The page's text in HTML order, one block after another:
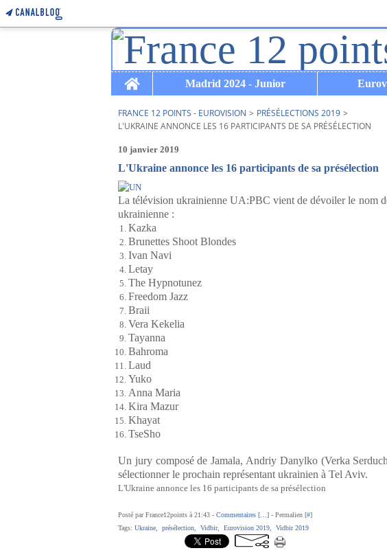
Home
Madrid 2024 - Junior
FRANCE 12 POINTS - EUROVISION > PRÉSÉLECTIONS 2019 >
L'UKRAINE ANNONCE LES 16 PARTICIPANTS DE SA PRÉSÉLECTION
10 janvier 2019
L'Ukraine annonce les 16 participants de sa présélection
La télévision ukrainienne UA:PBC vient de dévoiler le nom
ukrainienne :
Kazka
Brunettes Shoot Blondes
Ivan Navi
Letay
The Hypnotunez
Freedom Jazz
Braii
Vera Kekelia
Tayanna
Bahroma
Laud
Yuko
Anna Maria
Kira Mazur
Khayat
TseSho
Un jury composé de Jamala, Andriy Danylko (Verka
sélectionner le prochain représentant ukrainien à Tel Aviv.
L'Ukraine annonce les 16 participants de sa présélection
Posté par France12points à 21:43 - Commentaires [ ] - Permalien [#]
Tags: Ukraine présélection Vidbir, Eurovision 2019 Vidbir 2019